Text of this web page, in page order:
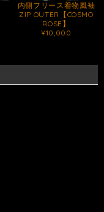
内側フリース着物風袖
ZIP OUTER【COSMO
ROSE】
¥10,000